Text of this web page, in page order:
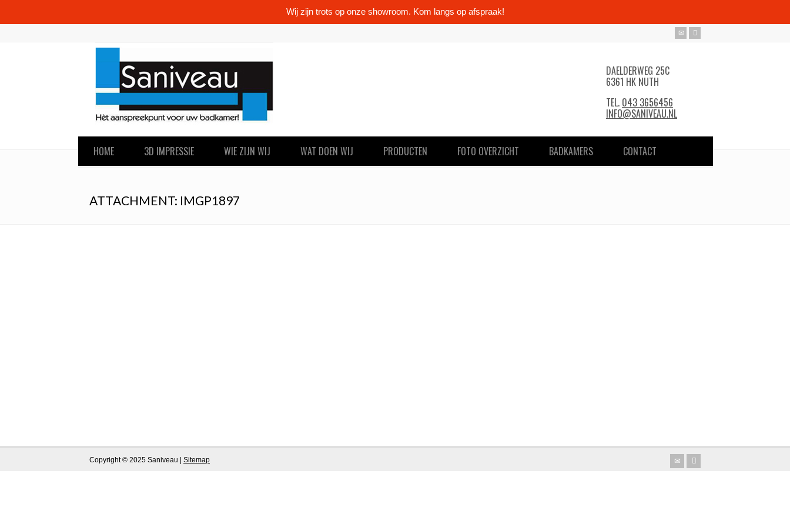
Wij zijn trots op onze showroom. Kom langs op afspraak!
DAELDERWEG 25C
6361 HK NUTH
TEL. 043 3656456
INFO@SANIVEAU.NL
HOME 3D IMPRESSIE WIE ZIJN WIJ WAT DOEN WIJ PRODUCTEN FOTO OVERZICHT BADKAMERS CONTACT
ATTACHMENT: IMGP1897
Copyright © 2025 Saniveau | Sitemap